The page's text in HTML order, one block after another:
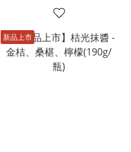
新品上市